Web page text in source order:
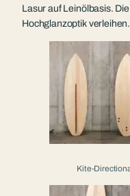
Lasur auf Leinölbasis.
Hochglanzoptik verleihen.
Kite-